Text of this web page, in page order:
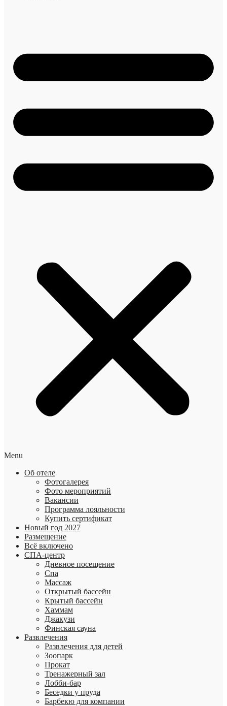
Menu
Об отеле
Фотогалерея
Фото мероприятий
Вакансии
Программа лояльности
Купить сертификат
Новый год 2027
Размещение
Всё включено
СПА-центр
Дневное посещение
Спа
Массаж
Открытый бассейн
Крытый бассейн
Хаммам
Джакузи
Финская сауна
Развлечения
Развлечения для детей
Зоопарк
Прокат
Тренажерный зал
Лобби-бар
Беседки у пруда
Барбекю для компании